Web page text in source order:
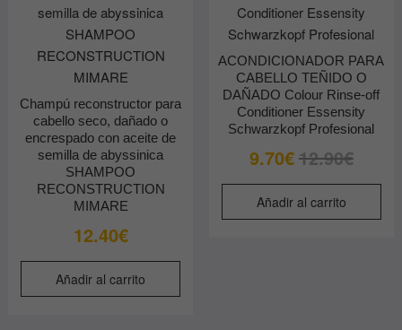
Champú reconstructor para
cabello seco, dañado o
encrespado con aceite de
semilla de abyssinica
SHAMPOO
RECONSTRUCTION
MIMARE
12.40€
Añadir al carrito
ACONDICIONADOR PARA
CABELLO TEÑIDO O
DAÑADO Colour Rinse-off
Conditioner Essensity
Schwarzkopf Profesional
12.90€El
era:
9.70€
El
es:
Añadir al carrito